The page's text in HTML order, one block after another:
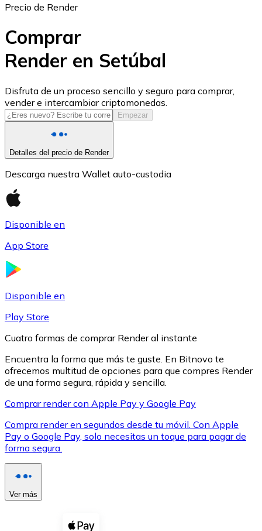
USD Coin
USDC
XRP
XRP
Ver todo
Precio de Render
Comprar
Render en Setúbal
Disfruta de un proceso sencillo y seguro para comprar,
vender e intercambiar criptomonedas.
Empezar
Detalles del precio de Render
Descarga nuestra Wallet auto-custodia
Disponible en
App Store
Disponible en
Play Store
Cuatro formas de comprar Render al instante
Encuentra la forma que más te guste. En Bitnovo te
ofrecemos multitud de opciones para que compres Render
de una forma segura, rápida y sencilla.
Comprar render con Apple Pay y Google Pay
Compra render en segundos desde tu móvil. Con Apple
Pay o Google Pay, solo necesitas un toque para pagar de
forma segura.
Ver más